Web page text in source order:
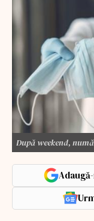
După weekend,